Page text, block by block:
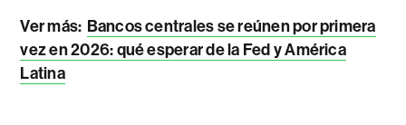
Ver más: Bancos centrales se reúnen por primera
vez en 2026: qué esperar de la Fed y América
Latina